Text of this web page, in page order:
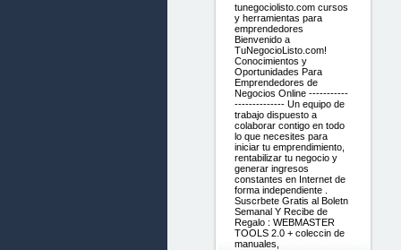
tunegociolisto.com cursos
y herramientas para
emprendedores
Bienvenido a
TuNegocioListo.com!
Conocimientos y
Oportunidades Para
Emprendedores de
Negocios Online -----------
-------------- Un equipo de
trabajo dispuesto a
colaborar contigo en todo
lo que necesites para
iniciar tu emprendimiento,
rentabilizar tu negocio y
generar ingresos
constantes en Internet de
forma independiente .
Suscrbete Gratis al Boletn
Semanal Y Recibe de
Regalo : WEBMASTER
TOOLS 2.0 + coleccin de
manuales,